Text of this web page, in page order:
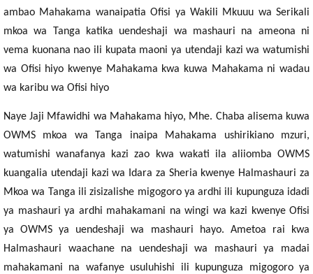
ambao Mahakama wanaipatia Ofisi ya Wakili Mkuuu wa Serikali
mkoa wa Tanga katika uendeshaji wa mashauri na ameona ni
vema kuonana nao ili kupata maoni ya utendaji kazi wa watumishi
wa Ofisi hiyo kwenye Mahakama kwa kuwa Mahakama ni wadau
wa karibu wa Ofisi hiyo
Naye Jaji Mfawidhi wa Mahakama hiyo, Mhe. Chaba alisema kuwa
OWMS mkoa wa Tanga inaipa Mahakama ushirikiano mzuri,
watumishi wanafanya kazi zao kwa wakati ila aliiomba OWMS
kuangalia utendaji kazi wa Idara za Sheria kwenye Halmashauri za
Mkoa wa Tanga ili zisizalishe migogoro ya ardhi ili kupunguza idadi
ya mashauri ya ardhi mahakamani na wingi wa kazi kwenye Ofisi
ya OWMS ya uendeshaji wa mashauri hayo. Ametoa rai kwa
Halmashauri waachane na uendeshaji wa mashauri ya madai
mahakamani na wafanye usuluhishi ili kupunguza migogoro ya